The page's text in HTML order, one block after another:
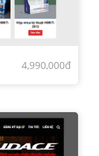
4,990,000đ